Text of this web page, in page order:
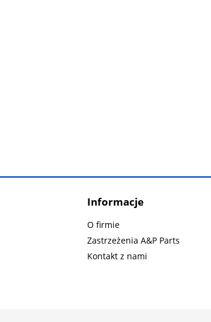
Informacje
O firmie
Zastrzeżenia A&P Parts
Kontakt z nami